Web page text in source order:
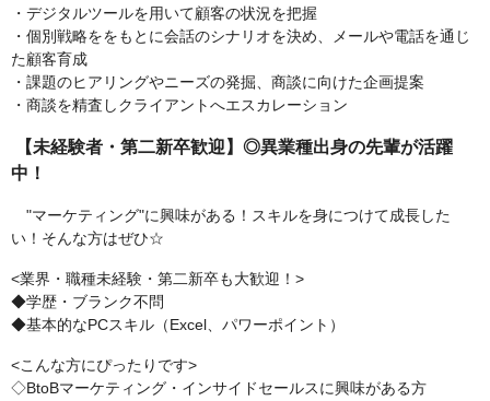
・デジタルツールを用いて顧客の状況を把握
・個別戦略ををもとに会話のシナリオを決め、メールや電話を通じ
た顧客育成
・課題のヒアリングやニーズの発掘、商談に向けた企画提案
・商談を精査しクライアントへエスカレーション
【未経験者・第二新卒歓迎】◎異業種出身の先輩が活躍
中！
"マーケティング"に興味がある！スキルを身につけて成長した
い！そんな方はぜひ☆
<業界・職種未経験・第二新卒も大歓迎！>
◆学歴・ブランク不問
◆基本的なPCスキル（Excel、パワーポイント）
<こんな方にぴったりです>
◇BtoBマーケティング・インサイドセールスに興味がある方